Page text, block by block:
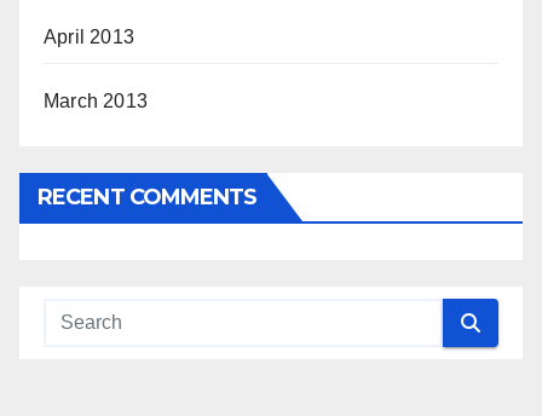
April 2013
March 2013
RECENT COMMENTS